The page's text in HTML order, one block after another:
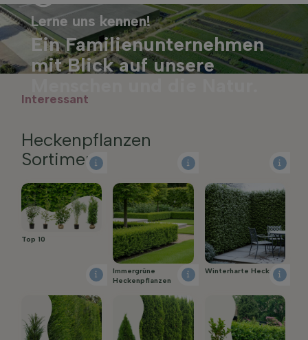
Lerne uns kennen!
Ein Familienunternehmen
mit Blick auf unsere
Interessant
Heckenpflanzen
Sortiment
Top 10
Immergrüne
Heckenpflanzen
Winterharte Hecke